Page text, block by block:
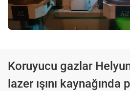
Koruyucu gazlar
lazer ışını kaynağında